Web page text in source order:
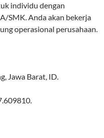
individu dengan
SMK. Anda akan bekerja
operasional perusahaan.
, Jawa Barat, ID.
.